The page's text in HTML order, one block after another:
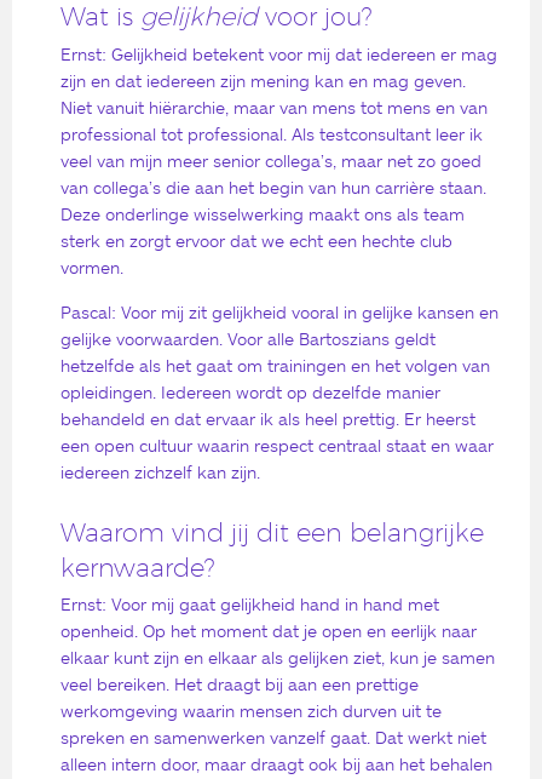
Wat is gelijkheidvoor jou?
Ernst: Gelijkheid betekent voor mij dat iedereen er mag
zijn en dat iedereen zijn mening kan en mag geven.
Niet vanuit hiërarchie, maar van mens tot mens en van
professional tot professional. Als testconsultant leer ik
veel van mijn meer senior collega’s, maar net zo goed
van collega’s die aan het begin van hun carrière staan.
Deze onderlinge wisselwerking maakt ons als team
sterk en zorgt ervoor dat we echt een hechte club
vormen.
Pascal: Voor mij zit gelijkheid vooral in gelijke kansen en
gelijke voorwaarden. Voor alle Bartoszians geldt
hetzelfde als het gaat om trainingen en het volgen van
opleidingen. Iedereen wordt op dezelfde manier
behandeld en dat ervaar ik als heel prettig. Er heerst
een open cultuur waarin respect centraal staat en waar
iedereen zichzelf kan zijn.
Waarom vind jij dit een belangrijke
kernwaarde?
Ernst: Voor mij gaat gelijkheid hand in hand met
openheid. Op het moment dat je open en eerlijk naar
elkaar kunt zijn en elkaar als gelijken ziet, kun je samen
veel bereiken. Het draagt bij aan een prettige
werkomgeving waarin mensen zich durven uit te
spreken en samenwerken vanzelf gaat. Dat werkt niet
alleen intern door, maar draagt ook bij aan het behalen